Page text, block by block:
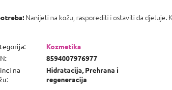
Nanijeti na kožu, rasporediti i ostaviti da djeluje.
:
Kozmetika
:
8594007976977
na
:
Hidratacija, Prehrana i
regeneracija